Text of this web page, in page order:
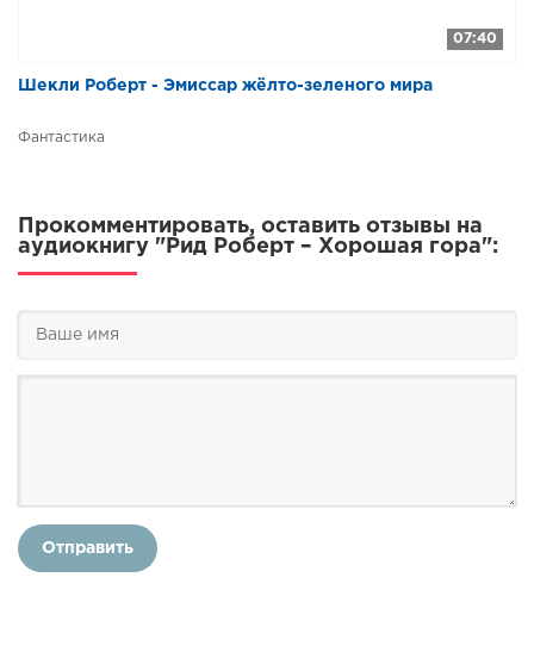
07:40
Шекли Роберт - Эмиссар жёлто-зеленого мира
Фантастика
Прокомментировать, оставить отзывы на
аудиокнигу "Рид Роберт – Хорошая гора":
Отправить